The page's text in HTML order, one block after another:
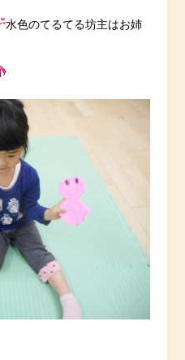
水色のてるてる坊主はお姉